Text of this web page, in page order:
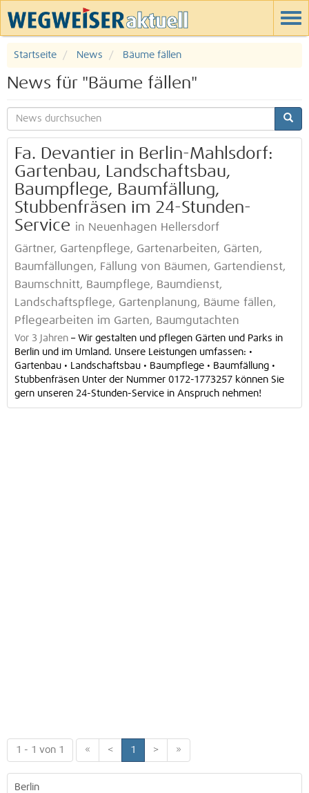
Startseite News Bäume fällen
News für "Bäume fällen"
Fa. Devantier in Berlin-Mahlsdorf:
Gartenbau, Landschaftsbau,
Baumpflege, Baumfällung,
Stubbenfräsen im 24-Stunden-
Service in Neuenhagen Hellersdorf
Gärtner, Gartenpflege, Gartenarbeiten, Gärten,
Baumfällungen, Fällung von Bäumen, Gartendienst,
Baumschnitt, Baumpflege, Baumdienst,
Landschaftspflege, Gartenplanung, Bäume fällen,
Pflegearbeiten im Garten, Baumgutachten
Vor 3 Jahren – Wir gestalten und pflegen Gärten und Parks in
Berlin und im Umland. Unsere Leistungen umfassen: •
Gartenbau • Landschaftsbau • Baumpflege • Baumfällung •
Stubbenfräsen Unter der Nummer 0172-1773257 können Sie
gern unseren 24-Stunden-Service in Anspruch nehmen!
1 - 1 von 1 « < 1 > »
Berlin